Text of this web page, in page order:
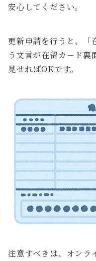
安心してください。
更新申請を行うと、「
う文言が在留カード裏
見せればOKです。
注意すべきは、オンラ